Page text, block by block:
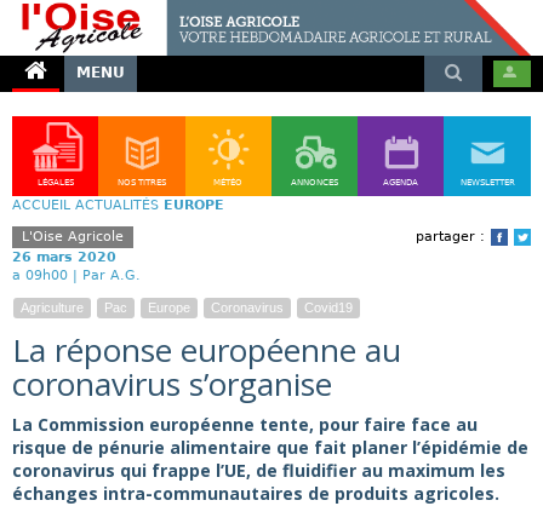
MENU
LÉGALES NOS TITRES MÉTÉO ANNONCES AGENDA NEWSLETTER
ACCUEIL ACTUALITÉS EUROPE
partager :
L'Oise Agricole
26 mars 2020
a 09h00 | Par A.G.
Agriculture Pac Europe Coronavirus Covid19
La réponse européenne au
coronavirus s’organise
La Commission européenne tente, pour faire face au
risque de pénurie alimentaire que fait planer l’épidémie de
coronavirus qui frappe l’UE, de fluidifier au maximum les
échanges intra-communautaires de produits agricoles.